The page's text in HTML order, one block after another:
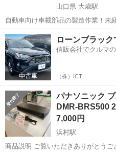
山口県 大歳駅
自動車向け車載部品の製造作業！
中！友達同士での応募OK！備品付
社負担！生活支援物資事前対応可◎
♪《山口県山口市》 人気の工...
山口 山口市 大歳駅 その他
ローンブラッ
信販会社でクルマ
（株）ICT
パナソニック
DMR-BRS500
7,000円
浜村駅
​商品説明 ご覧いただきありがとうございます。 ​パナソニックのブルー